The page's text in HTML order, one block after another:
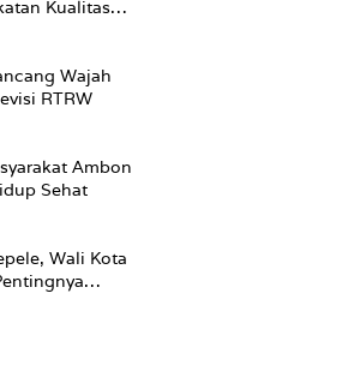
Kualitas
Dasar Hukum
Wajah
RTRW
Ambon
Sehat
Wali Kota